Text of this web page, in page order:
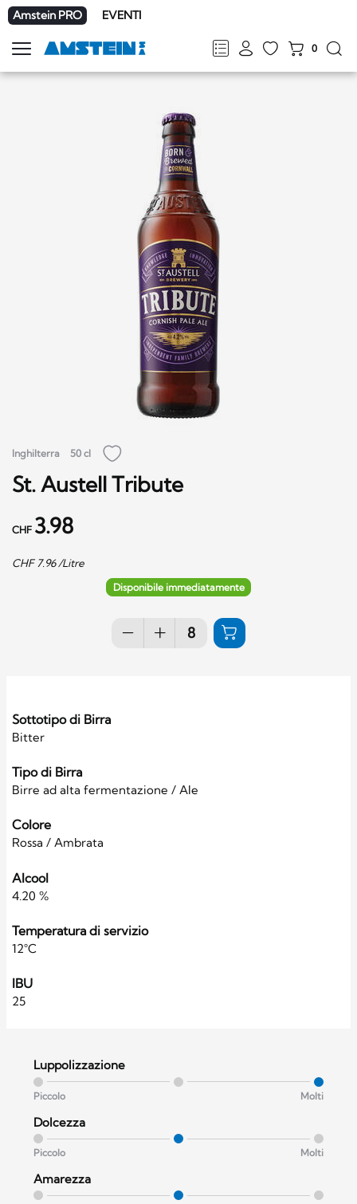
Amstein PRO EVENTI
FRDEENIT
0
Mostra
la
Inghilterra 50 cl
St. Austell Tribute
CHF 3.98
CHF 7.96/Litre
Disponibile immediatamente
Sottotipo di Birra
Bitter
Tipo di Birra
Birre ad alta fermentazione / Ale
Colore
Rossa / Ambrata
Alcool
4.20 %
Temperatura di servizio
12°C
IBU
25
Luppolizzazione
Piccolo Molti
Dolcezza
Piccolo Molti
Amarezza